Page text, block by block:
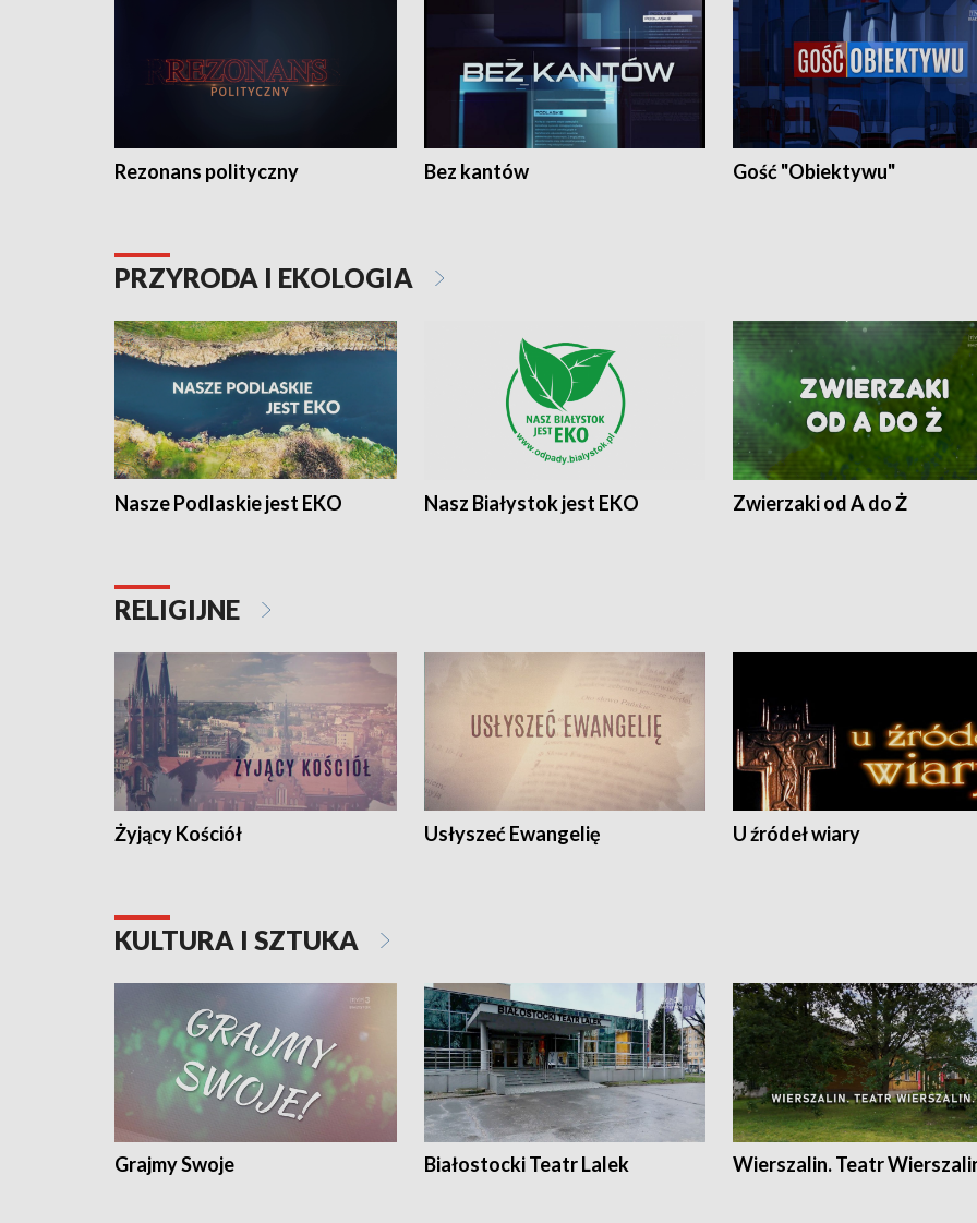
Rezonans polityczny Bez kantów Gość "Obiektywu"
PRZYRODA I EKOLOGIA
Nasze Podlaskie jest EKO Nasz Białystok jest EKO Zwierzaki od A do Ż
RELIGIJNE
Żyjący Kościół Usłyszeć Ewangelię U źródeł wiary
KULTURA I SZTUKA
Grajmy Swoje Białostocki Teatr Lalek Wierszalin. Teatr